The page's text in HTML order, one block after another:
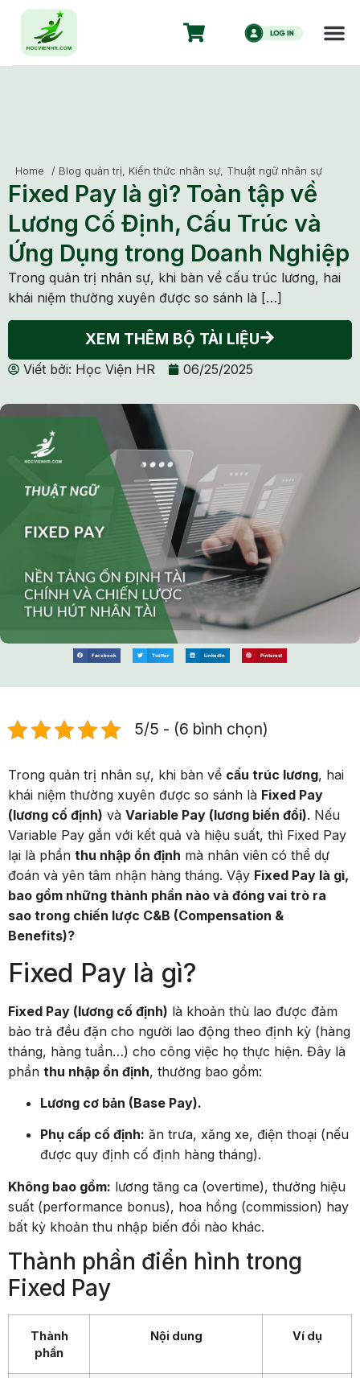
Home / Blog quản trị, Kiến thức nhân sự, Thuật ngữ nhân sự
Fixed Pay là gì? Toàn tập về
Lương Cố Định, Cấu Trúc và
Ứng Dụng trong Doanh Nghiệp
Trong quản trị nhân sự, khi bàn về cấu trúc lương, hai
khái niệm thường xuyên được so sánh là […]
XEM THÊM BỘ TÀI LIỆU
Viết bởi: Học Viện HR 06/25/2025
Facebook Twitter LinkedIn Pinterest
5/5 - (6 bình chọn)
Trong quản trị nhân sự, khi bàn về cấu trúc lương, hai
khái niệm thường xuyên được so sánh là Fixed Pay
(lương cố định) và Variable Pay (lương biến đổi). Nếu
Variable Pay gắn với kết quả và hiệu suất, thì Fixed Pay
lại là phần thu nhập ổn định mà nhân viên có thể dự
đoán và yên tâm nhận hàng tháng. Vậy Fixed Pay là gì,
bao gồm những thành phần nào và đóng vai trò ra
sao trong chiến lược C&B (Compensation &
Benefits)?
Fixed Pay là gì?
Fixed Pay (lương cố định) là khoản thù lao được đảm
bảo trả đều đặn cho người lao động theo định kỳ (hàng
tháng, hàng tuần…) cho công việc họ thực hiện. Đây là
phần thu nhập ổn định, thường bao gồm:
Lương cơ bản (Base Pay).
Phụ cấp cố định: ăn trưa, xăng xe, điện thoại (nếu
được quy định cố định hàng tháng).
Không bao gồm: lương tăng ca (overtime), thưởng hiệu
suất (performance bonus), hoa hồng (commission) hay
bất kỳ khoản thu nhập biến đổi nào khác.
Thành phần điển hình trong
Fixed Pay
Thành
phần
Nội dung Ví dụ